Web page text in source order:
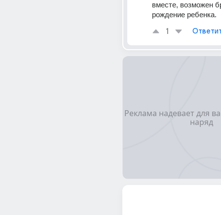
вместе, возможен
рождение ребенка.
1